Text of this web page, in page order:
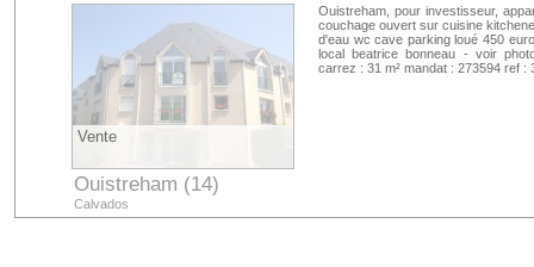
Vente
Ouistreham (14)
Calvados
Ouistreham, pour investisseur,
couchage ouvert sur cuisine
d'eau wc cave parking loué 450
local beatrice bonneau - voir
carrez : 31 m² mandat : 273594 ref :